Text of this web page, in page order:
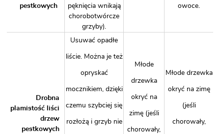
pestkowych
pęknięcia wnikają
chorobotwórcze
grzyby).
owoce.
Drobna
plamistość liści
drzew
pestkowych
Usuwać opadłe
liście. Można je też
opryskać
mocznikiem, dzięki
czemu szybciej się
rozłożą i grzyb nie
Młode
drzewka
okryć na
zimę (jeśli
chorowały,
Młode drzewka
okryć na zimę
(jeśli
chorowały,